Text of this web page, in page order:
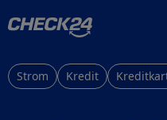
Strom Kredit